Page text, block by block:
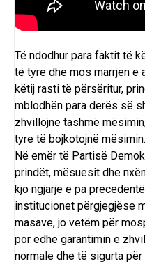
Të ndodhur para faktit të
të tyre dhe mos marrjen e
këtij rasti të përsëritur,
mblodhën para derës së
zhvillojnë tashmë
tyre të bojkotojnë mësimin.
Në emër të Partisë
prindët, mësuesit dhe
kjo ngjarje e pa
institucionet përgjegjëse
masave, jo vetëm për
por edhe garantimin e
normale dhe të sigurta